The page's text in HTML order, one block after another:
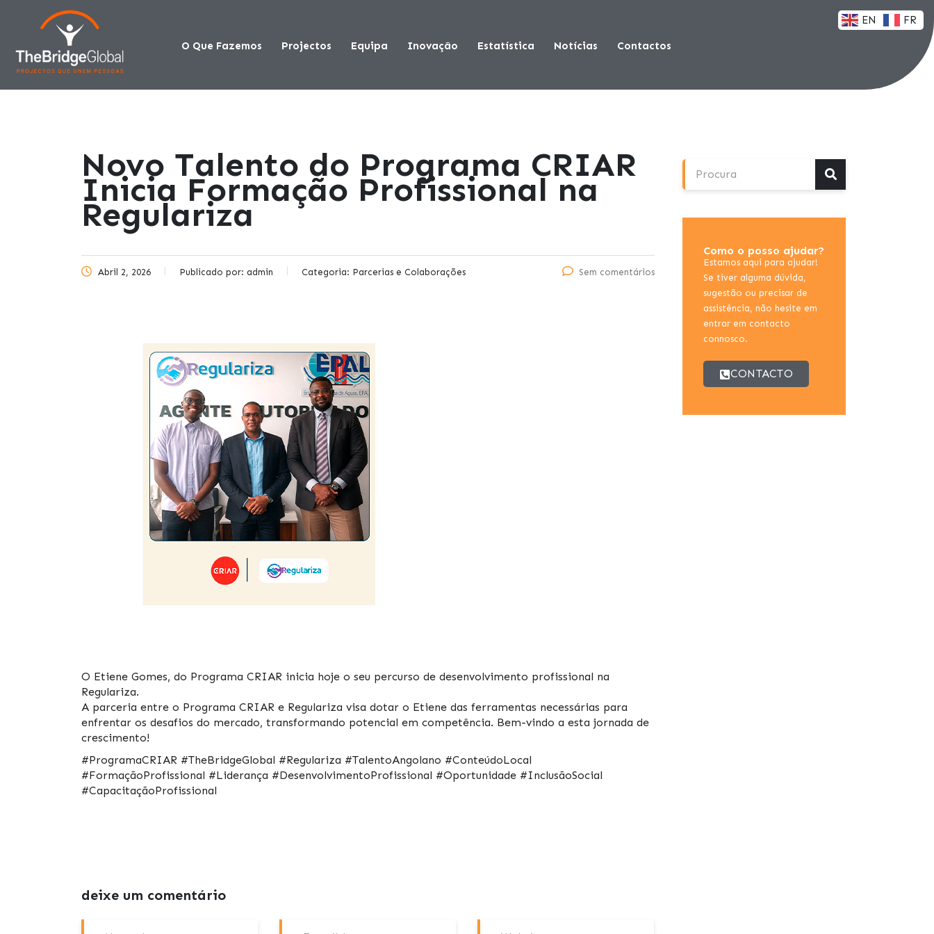
O Que Fazemos Projectos Equipa Inovação Estatística Notícias Contactos
Novo Talento do Programa CRIAR
Inicia Formação Profissional na
Regulariza
Abril 2, 2026 Publicado por: admin Categoria: Parcerias e Colaborações Sem comentários
O Etiene Gomes, do Programa CRIAR inicia hoje o seu percurso de desenvolvimento profissional na
Regulariza.
A parceria entre o Programa CRIAR e Regulariza visa dotar o Etiene das ferramentas necessárias para
enfrentar os desafios do mercado, transformando potencial em competência. Bem-vindo a esta jornada de
crescimento!
#ProgramaCRIAR #TheBridgeGlobal #Regulariza #TalentoAngolano #ConteúdoLocal
#FormaçãoProfissional #Liderança #DesenvolvimentoProfissional #Oportunidade #InclusãoSocial
#CapacitaçãoProfissional
deixe um comentário
Como o posso ajudar?
Estamos aqui para ajudar!
Se tiver alguma dúvida,
sugestão ou precisar de
assistência, não hesite em
entrar em contacto
connosco.
CONTACTO
EN FR